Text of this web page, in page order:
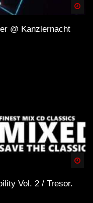
@ Kanzlernacht
Vol. 2 / Tresor.